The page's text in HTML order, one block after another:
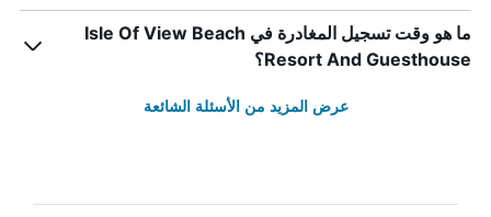
ما هو وقت تسجيل المغادرة في Isle Of View Beach
Resort And Guesthouse؟
عرض المزيد من الأسئلة الشائعة